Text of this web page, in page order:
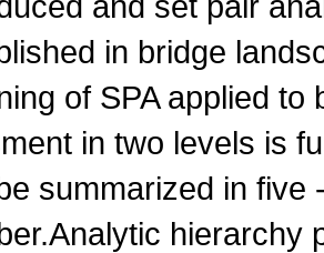
in bridge
of SPA applied to
in two levels is
summarized in five
hierarchy